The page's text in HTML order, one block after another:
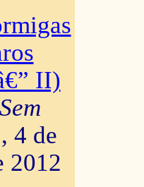
II)
, 4 de
2012